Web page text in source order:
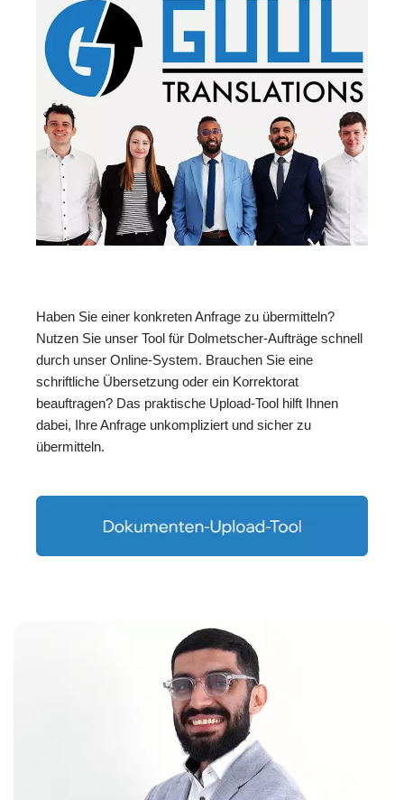
Haben Sie einer konkreten Anfrage zu übermitteln?
Nutzen Sie unser Tool für Dolmetscher-Aufträge schnell
durch unser Online-System. Brauchen Sie eine
schriftliche Übersetzung oder ein Korrektorat
beauftragen? Das praktische Upload-Tool hilft Ihnen
dabei, Ihre Anfrage unkompliziert und sicher zu
übermitteln.